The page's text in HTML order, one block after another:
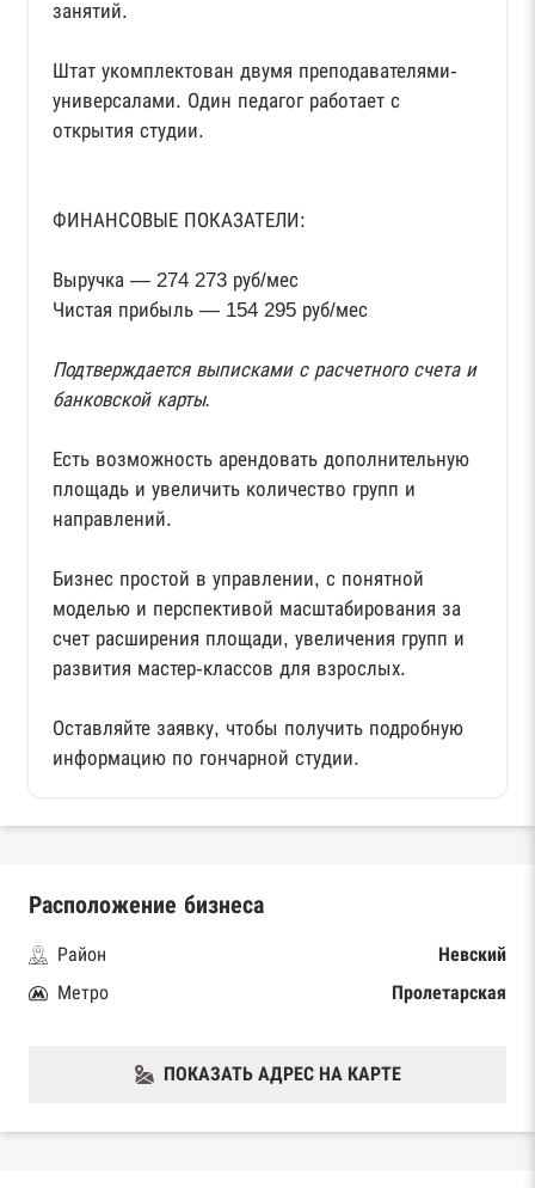
занятий.
Штат укомплектован двумя преподавателями-
универсалами. Один педагог работает с
открытия студии.
ФИНАНСОВЫЕ ПОКАЗАТЕЛИ:
Выручка — 274 273 руб/мес
Чистая прибыль — 154 295 руб/мес
Подтверждается выписками с расчетного счета и
банковской карты.
Есть возможность арендовать дополнительную
площадь и увеличить количество групп и
направлений.
Бизнес простой в управлении, с понятной
моделью и перспективой масштабирования за
счет расширения площади, увеличения групп и
развития мастер-классов для взрослых.
Оставляйте заявку, чтобы получить подробную
информацию по гончарной студии.
Расположение бизнеса
Район
Невский
Метро
Пролетарская
ПОКАЗАТЬ АДРЕС НА КАРТЕ